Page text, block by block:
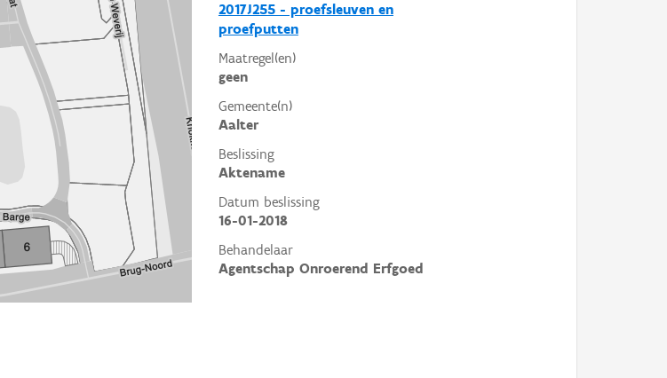
2017J255 - proefsleuven en
proefputten
Maatregel(en)
geen
Gemeente(n)
Aalter
Beslissing
Aktename
Datum beslissing
16-01-2018
Behandelaar
Agentschap Onroerend Erfgoed